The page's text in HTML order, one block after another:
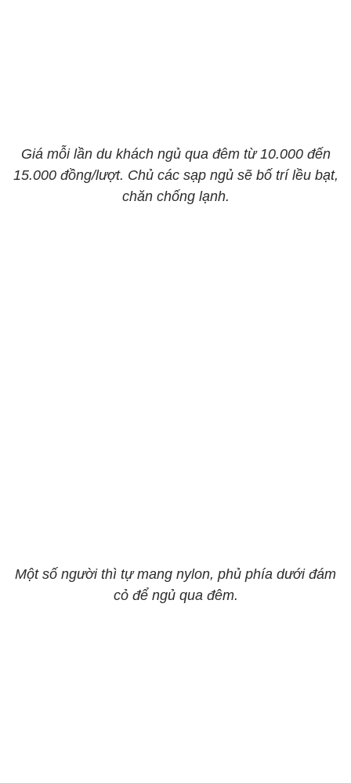
Giá mỗi lần du khách ngủ qua đêm từ 10.000 đến
15.000 đồng/lượt. Chủ các sạp ngủ sẽ bố trí lều bạt,
chăn chống lạnh.
Một số người thì tự mang nylon, phủ phía dưới đám
cỏ để ngủ qua đêm.